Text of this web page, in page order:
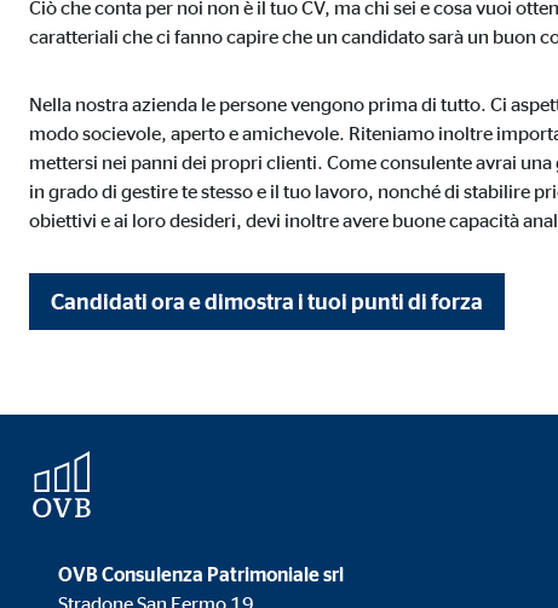
Ciò che conta per noi non è il tuo CV, ma chi sei e cosa vuoi
caratteriali che ci fanno capire che un candidato sarà un buon
Nella nostra azienda le persone vengono prima di tutto. Ci
modo socievole, aperto e amichevole. Riteniamo inoltre
mettersi nei panni dei propri clienti. Come consulente avrai
in grado di gestire te stesso e il tuo lavoro, nonché di stabilire
obiettivi e ai loro desideri, devi inoltre avere buone capacità
Candidati ora e dimostra i tuoi punti di forza
OVB Consulenza Patrimoniale srl
Stradone San Fermo 19
Scadenza dei Cookie: 3 mesi
Media esterni
I contenuti di piattaforme video e cartografiche sono
questo contenuto non richiede più il rilascio del
Nome:
Fornitore: